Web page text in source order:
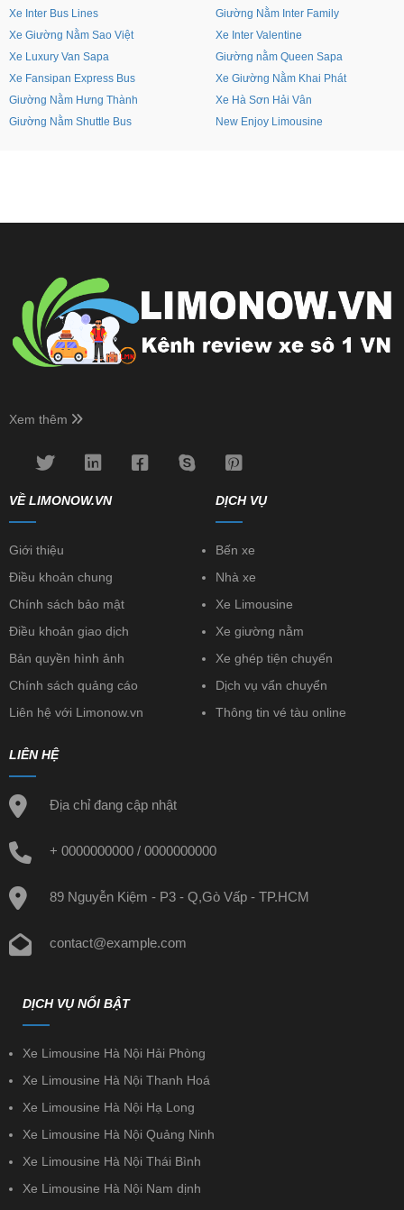
Xe Inter Bus Lines
Xe Giường Nằm Sao Việt
Xe Luxury Van Sapa
Giường Nằm Inter Family
Xe Inter Valentine
Giường nằm Queen Sapa
Xe Fansipan Express Bus
Giường Nằm Hưng Thành
Giường Nằm Shuttle Bus
Xe Giường Nằm Khai Phát
Xe Hà Sơn Hải Vân
New Enjoy Limousine
Xem thêm
VỀ LIMONOW.VN
Giới thiệu
Điều khoản chung
Chính sách bảo mật
Điều khoản giao dịch
Bản quyền hình ảnh
Chính sách quảng cáo
Liên hệ với Limonow.vn
DỊCH VỤ
Bến xe
Nhà xe
Xe Limousine
Xe giường nằm
Xe ghép tiện chuyến
Dịch vụ vẩn chuyển
Thông tin vé tàu online
LIÊN HỆ
Địa chỉ đang cập nhật
+ 0000000000 / 0000000000
89 Nguyễn Kiệm - P3 - Q,Gò Vấp - TP.HCM
contact@example.com
DỊCH VỤ NỔI BẬT
Xe Limousine Hà Nội Hải Phòng
Xe Limousine Hà Nội Thanh Hoá
Xe Limousine Hà Nội Hạ Long
Xe Limousine Hà Nội Quảng Ninh
Xe Limousine Hà Nội Thái Bình
Xe Limousine Hà Nội Nam dịnh